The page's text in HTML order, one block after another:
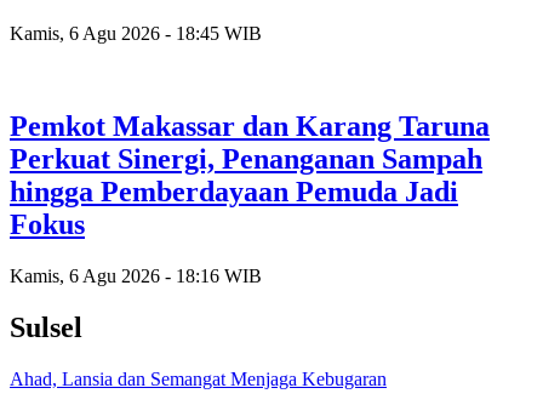
Kamis, 6 Agu 2026 - 18:45 WIB
Pemkot Makassar dan Karang Taruna
Perkuat Sinergi, Penanganan Sampah
hingga Pemberdayaan Pemuda Jadi
Fokus
Kamis, 6 Agu 2026 - 18:16 WIB
Sulsel
Ahad, Lansia dan Semangat Menjaga Kebugaran